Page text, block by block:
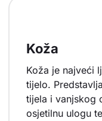
Koža
Koža je najveći
tijelo.
tijela i vanjskog
osjetilnu ulogu